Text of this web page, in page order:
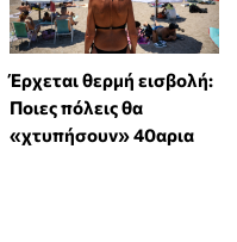
Έρχεται θερμή εισβολή:
Ποιες πόλεις θα
«χτυπήσουν» 40αρια